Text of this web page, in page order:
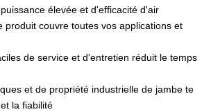
élevée et d'efficacité d'air
produit couvre toutes vos applications et
de service et d'entretien réduit le temps
et de propriété industrielle de jambe te
la fiabilité